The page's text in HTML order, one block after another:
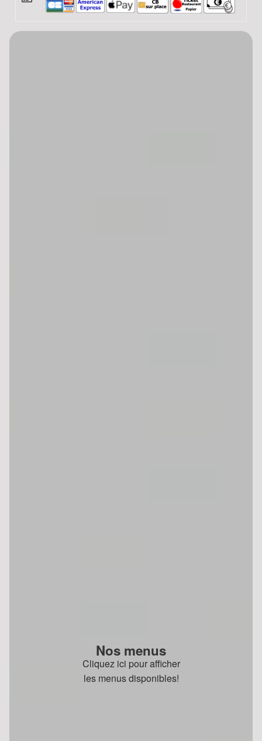
Nos menus
Cliquez ici pour afficher
les menus disponibles!